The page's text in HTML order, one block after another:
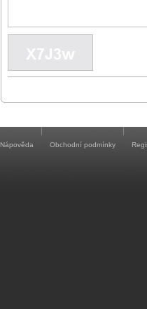
Nápověda Obchodní podmínky